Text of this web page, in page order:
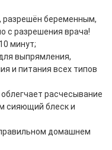
и
разрешён беременным,
с разрешения врача!
минут;
выпрямления,
и питания всех типов
расчесывание
сияющий блеск и
домашнем